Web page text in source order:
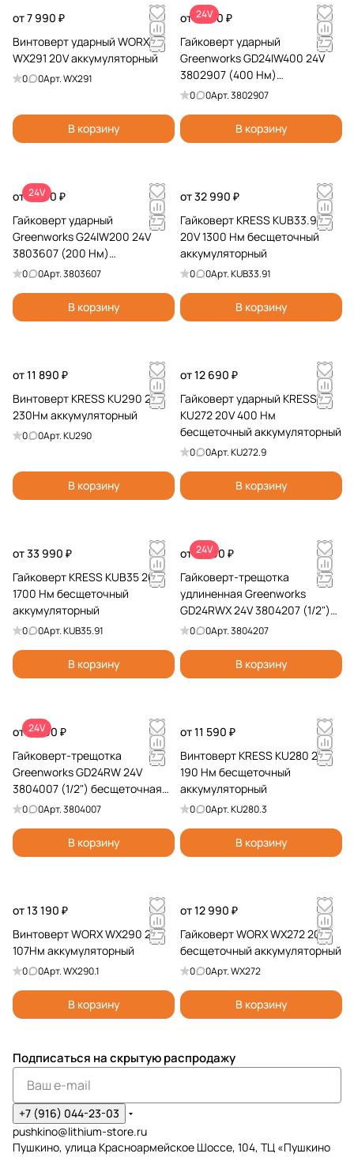
от 7 990 ₽
Винтоверт ударный WORX
WX291 20V аккумуляторный
0 0Арт.WX291
В корзину
24V
от 7 990 ₽
Гайковерт ударный
Greenworks GD24IW400 24V
3802907 (400 Нм)
бесщеточный аккумуляторный
0 0Арт.3802907
В корзину
24V
от 5 990 ₽
Гайковерт ударный
Greenworks G24IW200 24V
3803607 (200 Нм)
бесщеточный аккумуляторный
0 0Арт.3803607
В корзину
от 32 990 ₽
Гайковерт KRESS KUB33.91
20V 1300 Нм бесщеточный
аккумуляторный
0 0Арт.KUB33.91
В корзину
от 11 890 ₽
Винтоверт KRESS KU290 20V
230Нм аккумуляторный
0 0Арт.KU290
В корзину
от 12 690 ₽
Гайковерт ударный KRESS
KU272 20V 400 Нм
бесщеточный аккумуляторный
0 0Арт.KU272.9
В корзину
от 33 990 ₽
Гайковерт KRESS KUB35 20V
1700 Нм бесщеточный
аккумуляторный
0 0Арт.KUB35.91
В корзину
24V
от 9 990 ₽
Гайковерт-трещотка
удлиненная Greenworks
GD24RWX 24V 3804207 (1/2")
бесщеточная аккумуляторная
0 0Арт.3804207
В корзину
24V
от 9 990 ₽
Гайковерт-трещотка
Greenworks GD24RW 24V
3804007 (1/2") бесщеточная
аккумуляторная
0 0Арт.3804007
В корзину
от 11 590 ₽
Винтоверт KRESS KU280 20V
190 Нм бесщеточный
аккумуляторный
0 0Арт.KU280.3
В корзину
от 13 190 ₽
Винтоверт WORX WX290 20V
107Нм аккумуляторный
0 0Арт.WX290.1
В корзину
от 12 990 ₽
Гайковерт WORX WX272 20V
бесщеточный аккумуляторный
0 0Арт.WX272
В корзину
Подписаться на скрытую распродажу
+7 (916) 044-23-03
pushkino@lithium-store.ru
Пушкино, улица Красноармейское Шоссе, 104, ТЦ «Пушкино